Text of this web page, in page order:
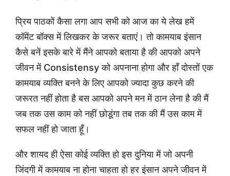
प्रिय पाठकों कैसा लगा आप सभी को आज का ये लेख हमें
कॉमेंट बॉक्स में लिखकर के जरूर बताएं। तो कामयाब इंसान
कैसे बनें इसके बारे में मैंने आपको बताया है की आपको अपने
जीवन में Consistensy को अपनाना होगा और हाँ दोस्तों एक
कामयाब व्यक्ति बनने के लिए आपको ज्यादा कुछ करने की
जरूरत नहीं होता है बस आपको अपने मन में ठान लेना है की मैं
जब तक उस काम को नहीं छोडूंगा तब तक की मैं उस काम में
सफल नहीं हो जाता हूँ।
और शायद ही ऐसा कोई व्यक्ति हो इस दुनिया में जो अपनी
जिंदगी में कामयाब ना होना चाहता हो हर इंसान अपने जीवन में